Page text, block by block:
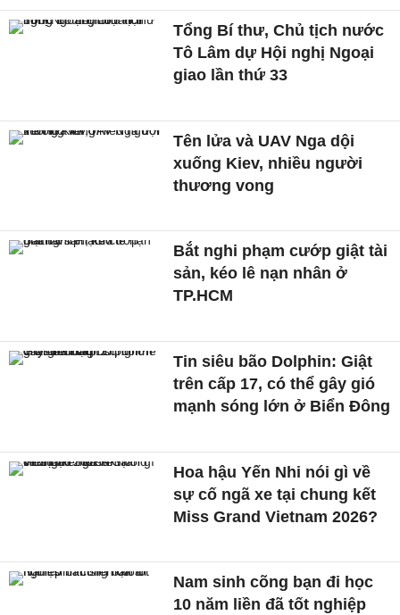
Tổng Bí thư, Chủ tịch nước
Tô Lâm dự Hội nghị Ngoại
giao lần thứ 33
Tên lửa và UAV Nga dội
xuống Kiev, nhiều người
thương vong
Bắt nghi phạm cướp giật tài
sản, kéo lê nạn nhân ở
TP.HCM
Tin siêu bão Dolphin: Giật
trên cấp 17, có thể gây gió
mạnh sóng lớn ở Biển Đông
Hoa hậu Yến Nhi nói gì về
sự cố ngã xe tại chung kết
Miss Grand Vietnam 2026?
Nam sinh cõng bạn đi học
10 năm liền đã tốt nghiệp